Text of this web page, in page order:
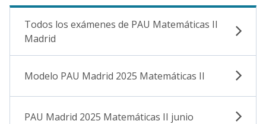
Todos los exámenes de PAU Matemáticas II
Madrid
Modelo PAU Madrid 2025 Matemáticas II
PAU Madrid 2025 Matemáticas II junio